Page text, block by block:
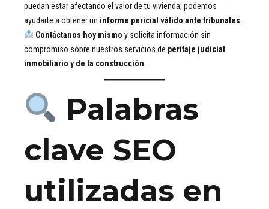
puedan estar afectando el valor de tu vivienda, podemos
ayudarte a obtener un informe pericial válido ante tribunales
Contáctanos hoy mismo y solicita información sin
compromiso sobre nuestros servicios de peritaje judicial
inmobiliario y de la construcción
Palabras
clave SEO
utilizadas en